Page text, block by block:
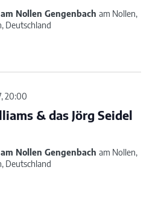
Nollen Gengenbach am Nollen,
Deutschland
20:00
& das Jörg Seidel
Nollen Gengenbach am Nollen,
Deutschland